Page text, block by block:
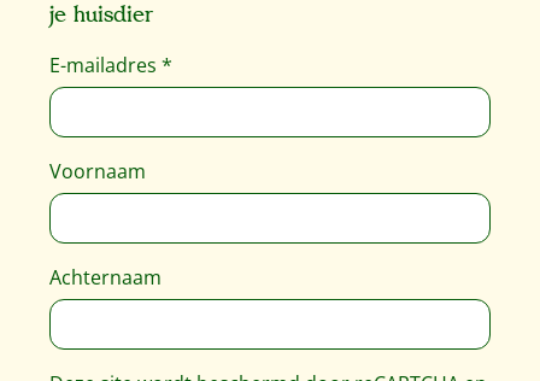
je huisdier
E-mailadres *
Voornaam
Achternaam